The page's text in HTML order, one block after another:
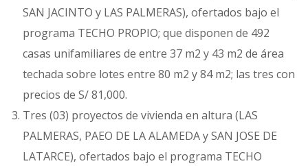
SAN JACINTO y LAS PALMERAS), ofertados bajo el
programa TECHO PROPIO; que disponen de 492
casas unifamiliares de entre 37 m2 y 43 m2 de área
techada sobre lotes entre 80 m2 y 84 m2; las tres con
precios de S/ 81,000.
Tres (03) proyectos de vivienda en altura (LAS
PALMERAS, PAEO DE LA ALAMEDA y SAN JOSE DE
LATARCE), ofertados bajo el programa TECHO